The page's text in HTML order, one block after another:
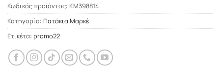
Κωδικός προϊόντος: KM398814
Κατηγορία: Πατάκια Μαρκέ
Ετικέτα: promo22